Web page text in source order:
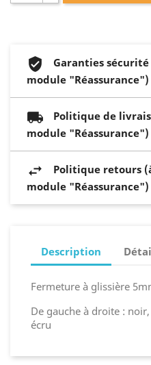
Garanties
module "Réassurance")
Politique de
module "Réassurance")
Politique retours
module "Réassurance")
Description
Fermeture à glissière
De gauche à droite :
écru